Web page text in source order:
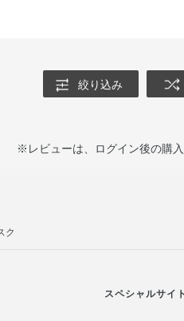
絞り込み
※レビューは、ログイン後の購
ク
スペシャルサイト